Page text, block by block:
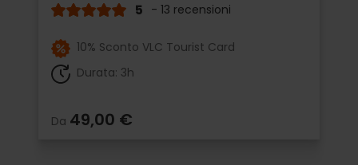
5 - 13 recensioni
10% Sconto VLC Tourist Card
Durata: 3h
Da 49,00 €